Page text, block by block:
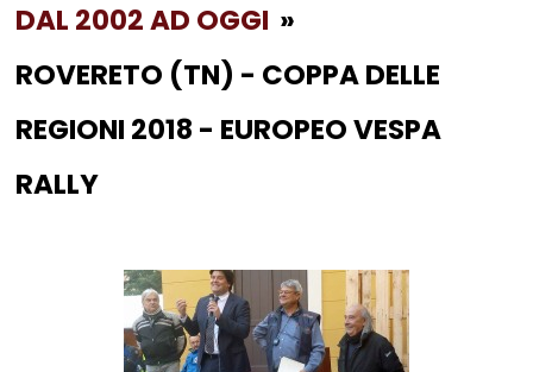
DAL 2002 AD OGGI »
ROVERETO (TN) - COPPA DELLE
REGIONI 2018 - EUROPEO VESPA
RALLY